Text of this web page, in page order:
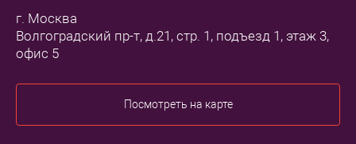
г. Москва
Волгоградский пр-т, д.21, стр. 1, подъезд 1, этаж 3,
офис 5
Посмотреть на карте